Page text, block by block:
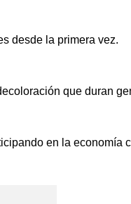
desde la primera vez.
que duran
en la